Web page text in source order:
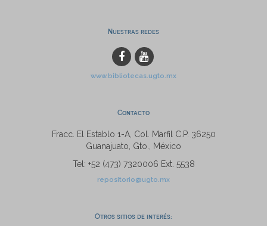
Nuestras redes
www.bibliotecas.ugto.mx
Contacto
Fracc. El Establo 1-A, Col. Marfil C.P. 36250
Guanajuato, Gto., México
Tel: +52 (473) 7320006 Ext. 5538
repositorio@ugto.mx
Otros sitios de interés: